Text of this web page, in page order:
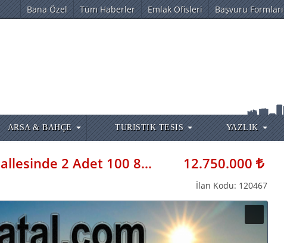
Bana Özel Tüm Haberler Emlak Ofisleri Başvuru Formları
ARSA & BAHÇE TURISTIK TESIS YAZLIK
Antalya Aksu Atatürk Mahallesinde 2 Adet 100 85m2 Acil Satılık Müstakil Ev 12.750.000
İlan Kodu: 120467